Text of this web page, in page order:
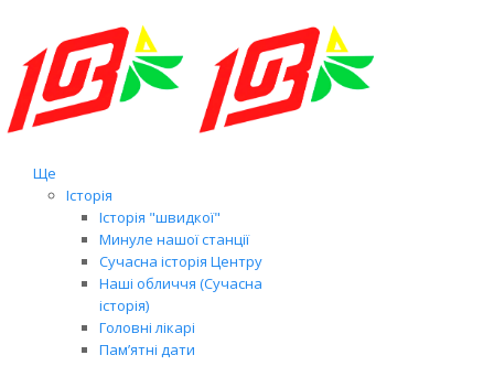
Ще
Історія
Історія "швидкої"
Минуле нашої станції
Сучасна історія Центру
Наші обличчя (Сучасна
історія)
Головні лікарі
Пам’ятні дати